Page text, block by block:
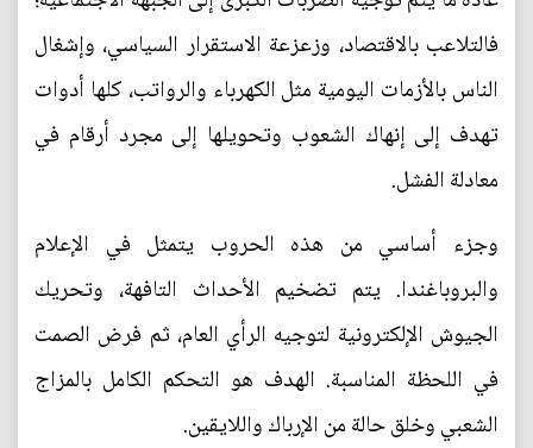
فالتلاعب بالاقتصاد، وزعزعة الاستقرار السياسي، وإشغال
الناس بالأزمات اليومية مثل الكهرباء والرواتب، كلها أدوات
تهدف إلى إنهاك الشعوب وتحويلها إلى مجرد أرقام في
معادلة الفشل.
وجزء أساسي من هذه الحروب يتمثل في الإعلام
والبروباغندا. يتم تضخيم الأحداث التافهة، وتحريك
الجيوش الإلكترونية لتوجيه الرأي العام، ثم فرض الصمت
في اللحظة المناسبة. الهدف هو التحكم الكامل بالمزاج
الشعبي وخلق حالة من الإرباك واللايقين.